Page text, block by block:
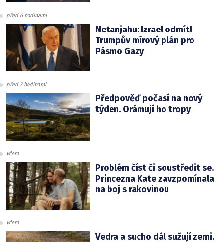
před 6 hodinami
Netanjahu: Izrael odmítl
Trumpův mírový plán pro
Pásmo Gazy
před 7 hodinami
Předpověď počasí na nový
týden. Orámují ho tropy
včera
Problém číst či soustředit se.
Princezna Kate zavzpomínala
na boj s rakovinou
včera
Vedra a sucho dál sužují zemi.